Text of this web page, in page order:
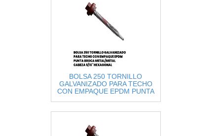
BOLSA 250 TORNILLO
GALVANIZADO PARA TECHO
CON EMPAQUE EPDM PUNTA